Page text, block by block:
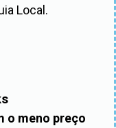
Local.
o meno preço